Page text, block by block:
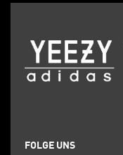
FOLGE UNS